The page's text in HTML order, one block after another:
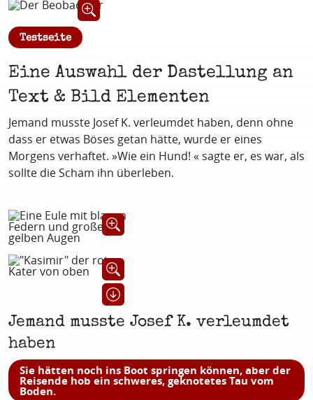
Öffnet Bild in Großansicht
Testseite:
Eine Auswahl der Dastellung an
Text & Bild Elementen
Jemand musste Josef K. verleumdet haben, denn ohne
dass er etwas Böses getan hätte, wurde er eines
Morgens verhaftet. »Wie ein Hund! « sagte er, es war, als
sollte die Scham ihn überleben.
Öffnet Bild in Großansicht
Öffnet Bild in Großansicht
Herunterladen-Link ein-/ausklappen
Jemand musste Josef K. verleumdet
haben
Sie hätten noch ins Boot springen können, aber der
Reisende hob ein schweres, geknotetes Tau vom
Boden.